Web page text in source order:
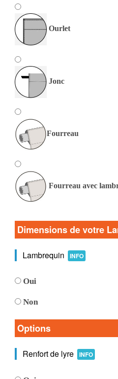
Ourlet
Jonc
Fourreau
Fourreau avec
Dimensions de votre
Lambrequin INFO
Oui
Non
Options
Renfort de lyre INFO